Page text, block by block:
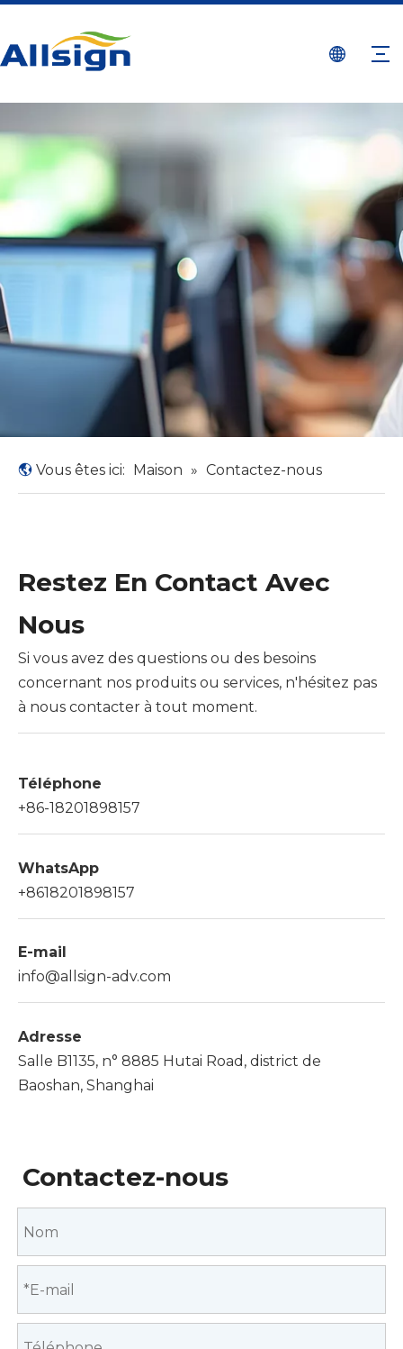
Vous êtes ici: Maison » Contactez-nous
Restez En Contact Avec
Nous
Si vous avez des questions ou des besoins
concernant nos produits ou services, n'hésitez pas
à nous contacter à tout moment.
Téléphone
+86-18201898157
WhatsApp
+8618201898157
E-mail
info@allsign-adv.com
Adresse
Salle B1135, n° 8885 Hutai Road, district de
Baoshan, Shanghai
Contactez-nous